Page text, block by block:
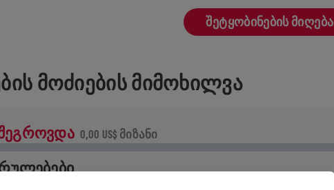
ᲨᲔᲢᲧᲝᲑᲘᲜᲔᲑᲘᲡ ᲛᲘᲦᲔᲑᲐ
ᲛᲝᲫᲘᲔᲑᲘᲡ ᲛᲘᲛᲝᲮᲘᲚᲕᲐ
ᲨᲔᲒᲠᲝᲕᲓᲐ 0,00 US$ ᲛᲘᲖᲐᲜᲘ